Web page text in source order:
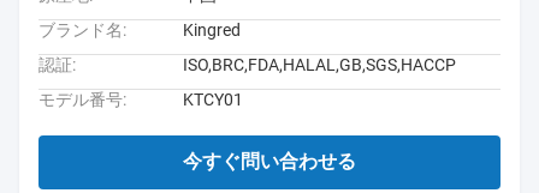
ブランド名:
Kingred
認証:
ISO,BRC,FDA,HALAL,GB,SGS,HACCP
モデル番号:
KTCY01
今すぐ問い合わせる